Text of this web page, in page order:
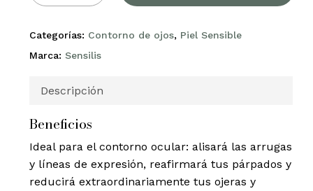
Categorías: Contorno de ojos, Piel Sensible
Marca: Sensilis
Descripción
Beneficios
Ideal para el contorno ocular: alisará las arrugas
y líneas de expresión, reafirmará tus párpados y
reducirá extraordinariamente tus ojeras y